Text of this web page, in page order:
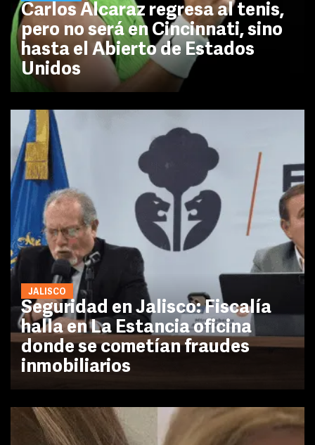
Carlos Alcaraz regresa al tenis,
pero no será en Cincinnati, sino
hasta el Abierto de Estados
Unidos
JALISCO
Seguridad en Jalisco: Fiscalía
halla en La Estancia oficina
donde se cometían fraudes
inmobiliarios